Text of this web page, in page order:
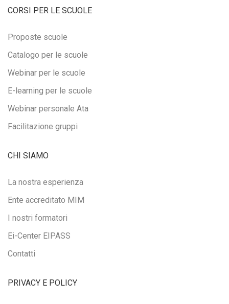
CORSI PER LE SCUOLE
Proposte scuole
Catalogo per le scuole
Webinar per le scuole
E-learning per le scuole
Webinar personale Ata
Facilitazione gruppi
CHI SIAMO
La nostra esperienza
Ente accreditato MIM
I nostri formatori
Ei-Center EIPASS
Contatti
PRIVACY E POLICY